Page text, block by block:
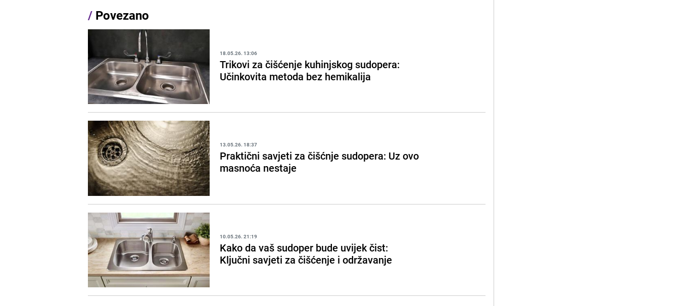
/ Povezano
18.05.26. 13:06
Trikovi za čišćenje kuhinjskog sudopera:
Učinkovita metoda bez hemikalija
13.05.26. 18:37
Praktični savjeti za čišćnje sudopera: Uz ovo
masnoća nestaje
10.05.26. 21:19
Kako da vaš sudoper bude uvijek čist:
Ključni savjeti za čišćenje i održavanje